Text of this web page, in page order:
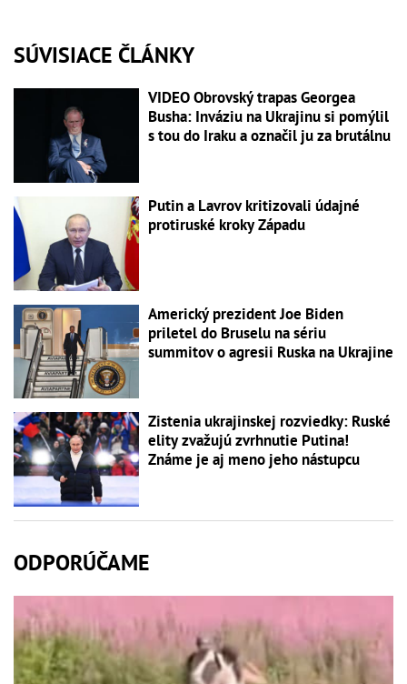
SÚVISIACE ČLÁNKY
VIDEO Obrovský trapas Georgea
Busha: Inváziu na Ukrajinu si pomýlil
s tou do Iraku a označil ju za brutálnu
Putin a Lavrov kritizovali údajné
protiruské kroky Západu
Americký prezident Joe Biden
priletel do Bruselu na sériu
summitov o agresii Ruska na Ukrajine
Zistenia ukrajinskej rozviedky: Ruské
elity zvažujú zvrhnutie Putina!
Známe je aj meno jeho nástupcu
ODPORÚČAME